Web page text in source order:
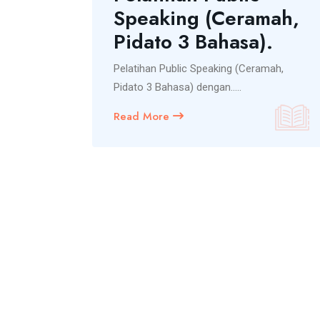
Speaking (Ceramah,
Pidato 3 Bahasa).
Pelatihan Public Speaking (Ceramah,
Pidato 3 Bahasa) dengan.....
Read More